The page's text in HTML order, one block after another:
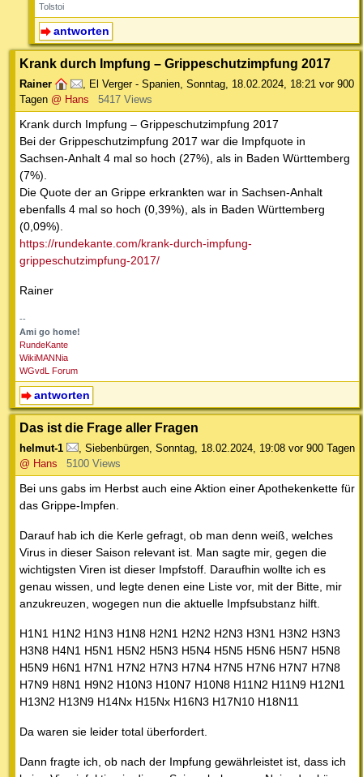
Tolstoi
antworten
Krank durch Impfung – Grippeschutzimpfung 2017
Rainer , El Verger - Spanien, Sonntag, 18.02.2024, 18:21 vor 900
Tagen @ Hans 5417 Views
Krank durch Impfung – Grippeschutzimpfung 2017
Bei der Grippeschutzimpfung 2017 war die Impfquote in
Sachsen-Anhalt 4 mal so hoch (27%), als in Baden Württemberg
(7%).
Die Quote der an Grippe erkrankten war in Sachsen-Anhalt
ebenfalls 4 mal so hoch (0,39%), als in Baden Württemberg
(0,09%).
https://rundekante.com/krank-durch-impfung-
grippeschutzimpfung-2017/
Rainer
--
Ami go home!
RundeKante
WikiMANNia
WGvdL Forum
antworten
Das ist die Frage aller Fragen
helmut-1 Siebenbürgen Sonntag, 18.02.2024, 19:08 vor 900 Tagen
@ Hans
5100 Views
Bei uns gabs im Herbst auch eine Aktion einer Apothekenkette für
das Grippe-Impfen.
Darauf hab ich die Kerle gefragt, ob man denn weiß, welches
Virus in dieser Saison relevant ist. Man sagte mir, gegen die
wichtigsten Viren ist dieser Impfstoff. Daraufhin wollte ich es
genau wissen, und legte denen eine Liste vor, mit der Bitte, mir
anzukreuzen, wogegen nun die aktuelle Impfsubstanz hilft.
H1N1 H1N2 H1N3 H1N8 H2N1 H2N2 H2N3 H3N1 H3N2 H3N3
H3N8 H4N1 H5N1 H5N2 H5N3 H5N4 H5N5 H5N6 H5N7 H5N8
H5N9 H6N1 H7N1 H7N2 H7N3 H7N4 H7N5 H7N6 H7N7 H7N8
H7N9 H8N1 H9N2 H10N3 H10N7 H10N8 H11N2 H11N9 H12N1
H13N2 H13N9 H14Nx H15Nx H16N3 H17N10 H18N11
Da waren sie leider total überfordert.
Dann fragte ich, ob nach der Impfung gewährleistet ist, dass ich